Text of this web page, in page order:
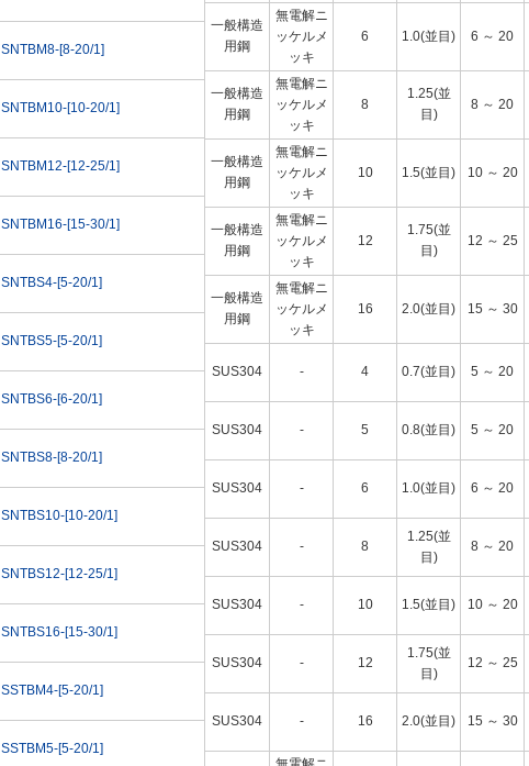
SNTBM8-[8-20/1]
SNTBM10-[10-20/1]
SNTBM12-[12-25/1]
SNTBM16-[15-30/1]
SNTBS4-[5-20/1]
SNTBS5-[5-20/1]
SNTBS6-[6-20/1]
SNTBS8-[8-20/1]
SNTBS10-[10-20/1]
SNTBS12-[12-25/1]
SNTBS16-[15-30/1]
SSTBM4-[5-20/1]
SSTBM5-[5-20/1]
一般構造
用鋼
無電解ニ
ッケルメ
ッキ
6 1.0(並目) 6 ～ 20
一般構造
用鋼
無電解ニ
ッケルメ
ッキ
8
1.25(並
目)
8 ～ 20
一般構造
用鋼
無電解ニ
ッケルメ
ッキ
10 1.5(並目) 10 ～ 20
一般構造
用鋼
無電解ニ
ッケルメ
ッキ
12
1.75(並
目)
12 ～ 25
一般構造
用鋼
無電解ニ
ッケルメ
ッキ
16 2.0(並目) 15 ～ 30
SUS304 - 4 0.7(並目) 5 ～ 20
SUS304 - 5 0.8(並目) 5 ～ 20
SUS304 - 6 1.0(並目) 6 ～ 20
SUS304 - 8
1.25(並
目)
8 ～ 20
SUS304 - 10 1.5(並目) 10 ～ 20
SUS304 - 12
1.75(並
目)
12 ～ 25
SUS304 - 16 2.0(並目) 15 ～ 30